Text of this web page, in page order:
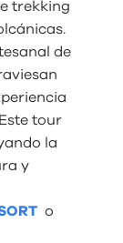
trekking
de
tour
la
y
o